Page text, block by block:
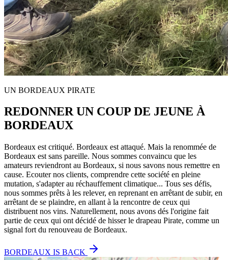
UN BORDEAUX PIRATE
REDONNER UN COUP DE JEUNE À
BORDEAUX
Bordeaux est critiqué. Bordeaux est attaqué. Mais la renommée de
Bordeaux est sans pareille. Nous sommes convaincu que les
amateurs reviendront au Bordeaux, si nous savons nous remettre en
cause. Ecouter nos clients, comprendre cette société en pleine
mutation, s'adapter au réchauffement climatique... Tous ses défis,
nous sommes prêts à les relever, en reprenant en arrêtant de subir, en
arrêtant de se plaindre, en allant à la rencontre de ceux qui
distribuent nos vins. Naturellement, nous avons dés l'origine fait
partie de ceux qui ont décidé de hisser le drapeau Pirate, comme un
signal fort du renouveau de Bordeaux.
BORDEAUX IS BACK